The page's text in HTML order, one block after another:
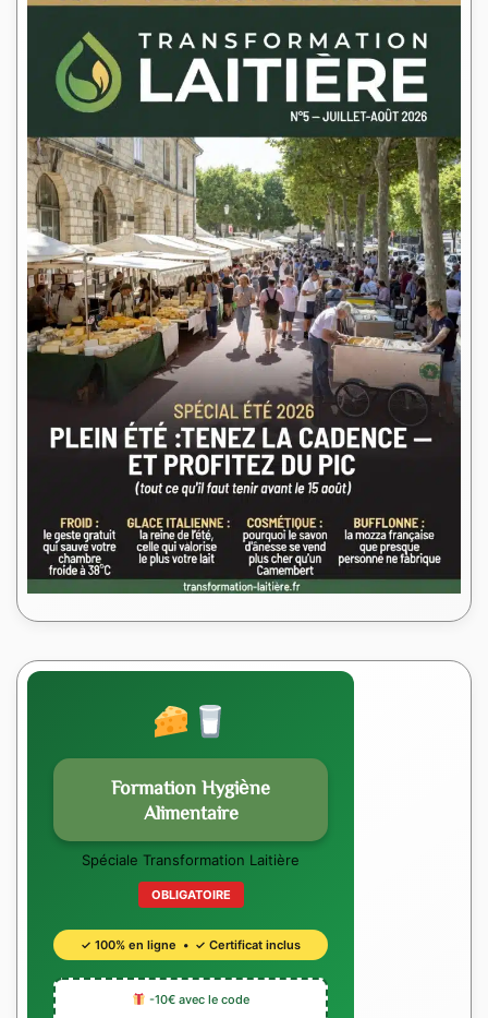
Formation Hygiène
Alimentaire
Spéciale Transformation Laitière
OBLIGATOIRE
✓ 100% en ligne • ✓ Certificat inclus
-10€ avec le code